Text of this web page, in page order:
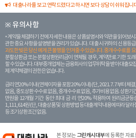
대출나라를 보고 연락드렸다고 하시면 보다 상담이 쉬워집니
※ 유의사항
계약을 체결하기 전에 자세한 내용은 상품설명서와 약관을 읽어보
관한 중요 사항을 설명받을 권리가 있습니다. 대 출 시 귀하의 신용등
과도한 빚은 당신 에게 큰 불행을 안겨줄 수 있습니다. 중개수수료를
분할상환금 또는 분할상환원리금이 연체될 경우, 계약만료 기한 도
할 수 있습니다. 대부중개업체는 금융회사의 업무위탁을 받아 대출모
제 계약체결의 권한은 없습니다.
금리 연20% 이내 (연체이자율 포함 20% 이내) (단, 2021. 7. 7부터 체
없음, 중도상환 수수료 없음, 중개수수료 없음, 추가비용 없음. 상환기
만원을 12개월 기간 동안 최대 금 리 연20% 적용하여 원리금균
1,111,614원 (단, 대출상품 및 상환방법 등 대출계약 내용에 따라 달
등 조기상환조건 없음.
본 정보는 그린캐시대부에 등록한 자료